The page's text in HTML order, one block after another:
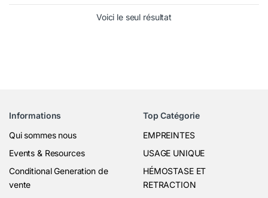
Voici le seul résultat
Informations
Qui sommes nous
Events & Resources
Conditional Generation de
vente
Top Catégorie
EMPREINTES
USAGE UNIQUE
HÉMOSTASE ET
RETRACTION